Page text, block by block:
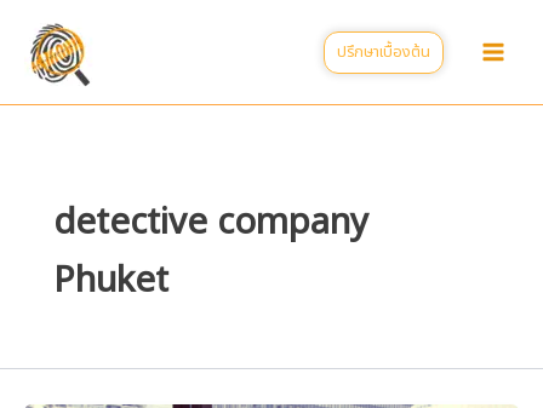
content
ปรึกษาเบื้องต้น
detective company
Phuket